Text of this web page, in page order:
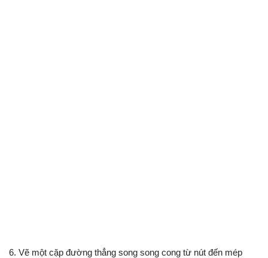
6. Vẽ một cặp đường thẳng song song cong từ nút đến mép